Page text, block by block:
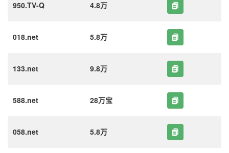
950.TV-Q 4.8万
018.net 5.8万
133.net 9.8万
588.net 28万宝
058.net 5.8万